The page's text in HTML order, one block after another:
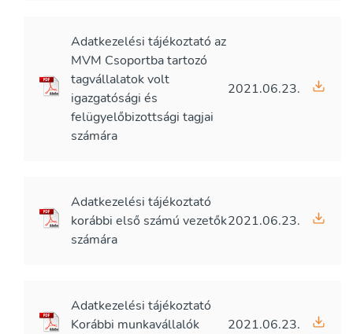
Adatkezelési tájékoztató az
MVM Csoportba tartozó
tagvállalatok volt
igazgatósági és
felügyelőbizottsági tagjai
számára
2021.06.23.
Adatkezelési tájékoztató
korábbi első számú vezetők
számára
2021.06.23.
Adatkezelési tájékoztató
Korábbi munkavállalók
2021.06.23.